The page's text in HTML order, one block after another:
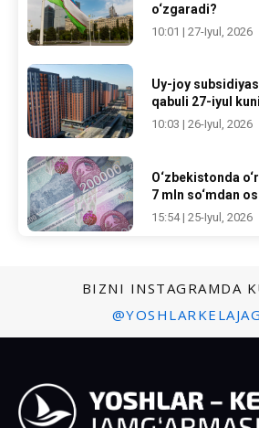
o‘zgaradi?
10:01 | 27-Iyul, 2026
Uy-joy
qabuli 27-iyul
10:03 | 26-Iyul, 2026
O‘zbekistonda
7 mln so‘mdan
15:54 | 25-Iyul, 2026
BIZNI INSTAGRAMDA